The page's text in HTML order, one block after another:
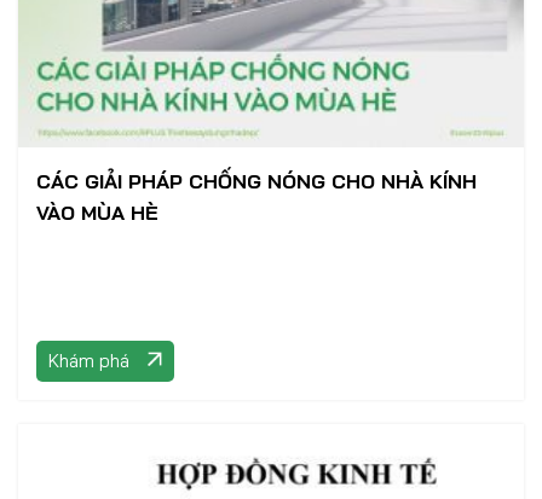
CÁC GIẢI PHÁP CHỐNG NÓNG CHO NHÀ KÍNH
VÀO MÙA HÈ
Khám phá